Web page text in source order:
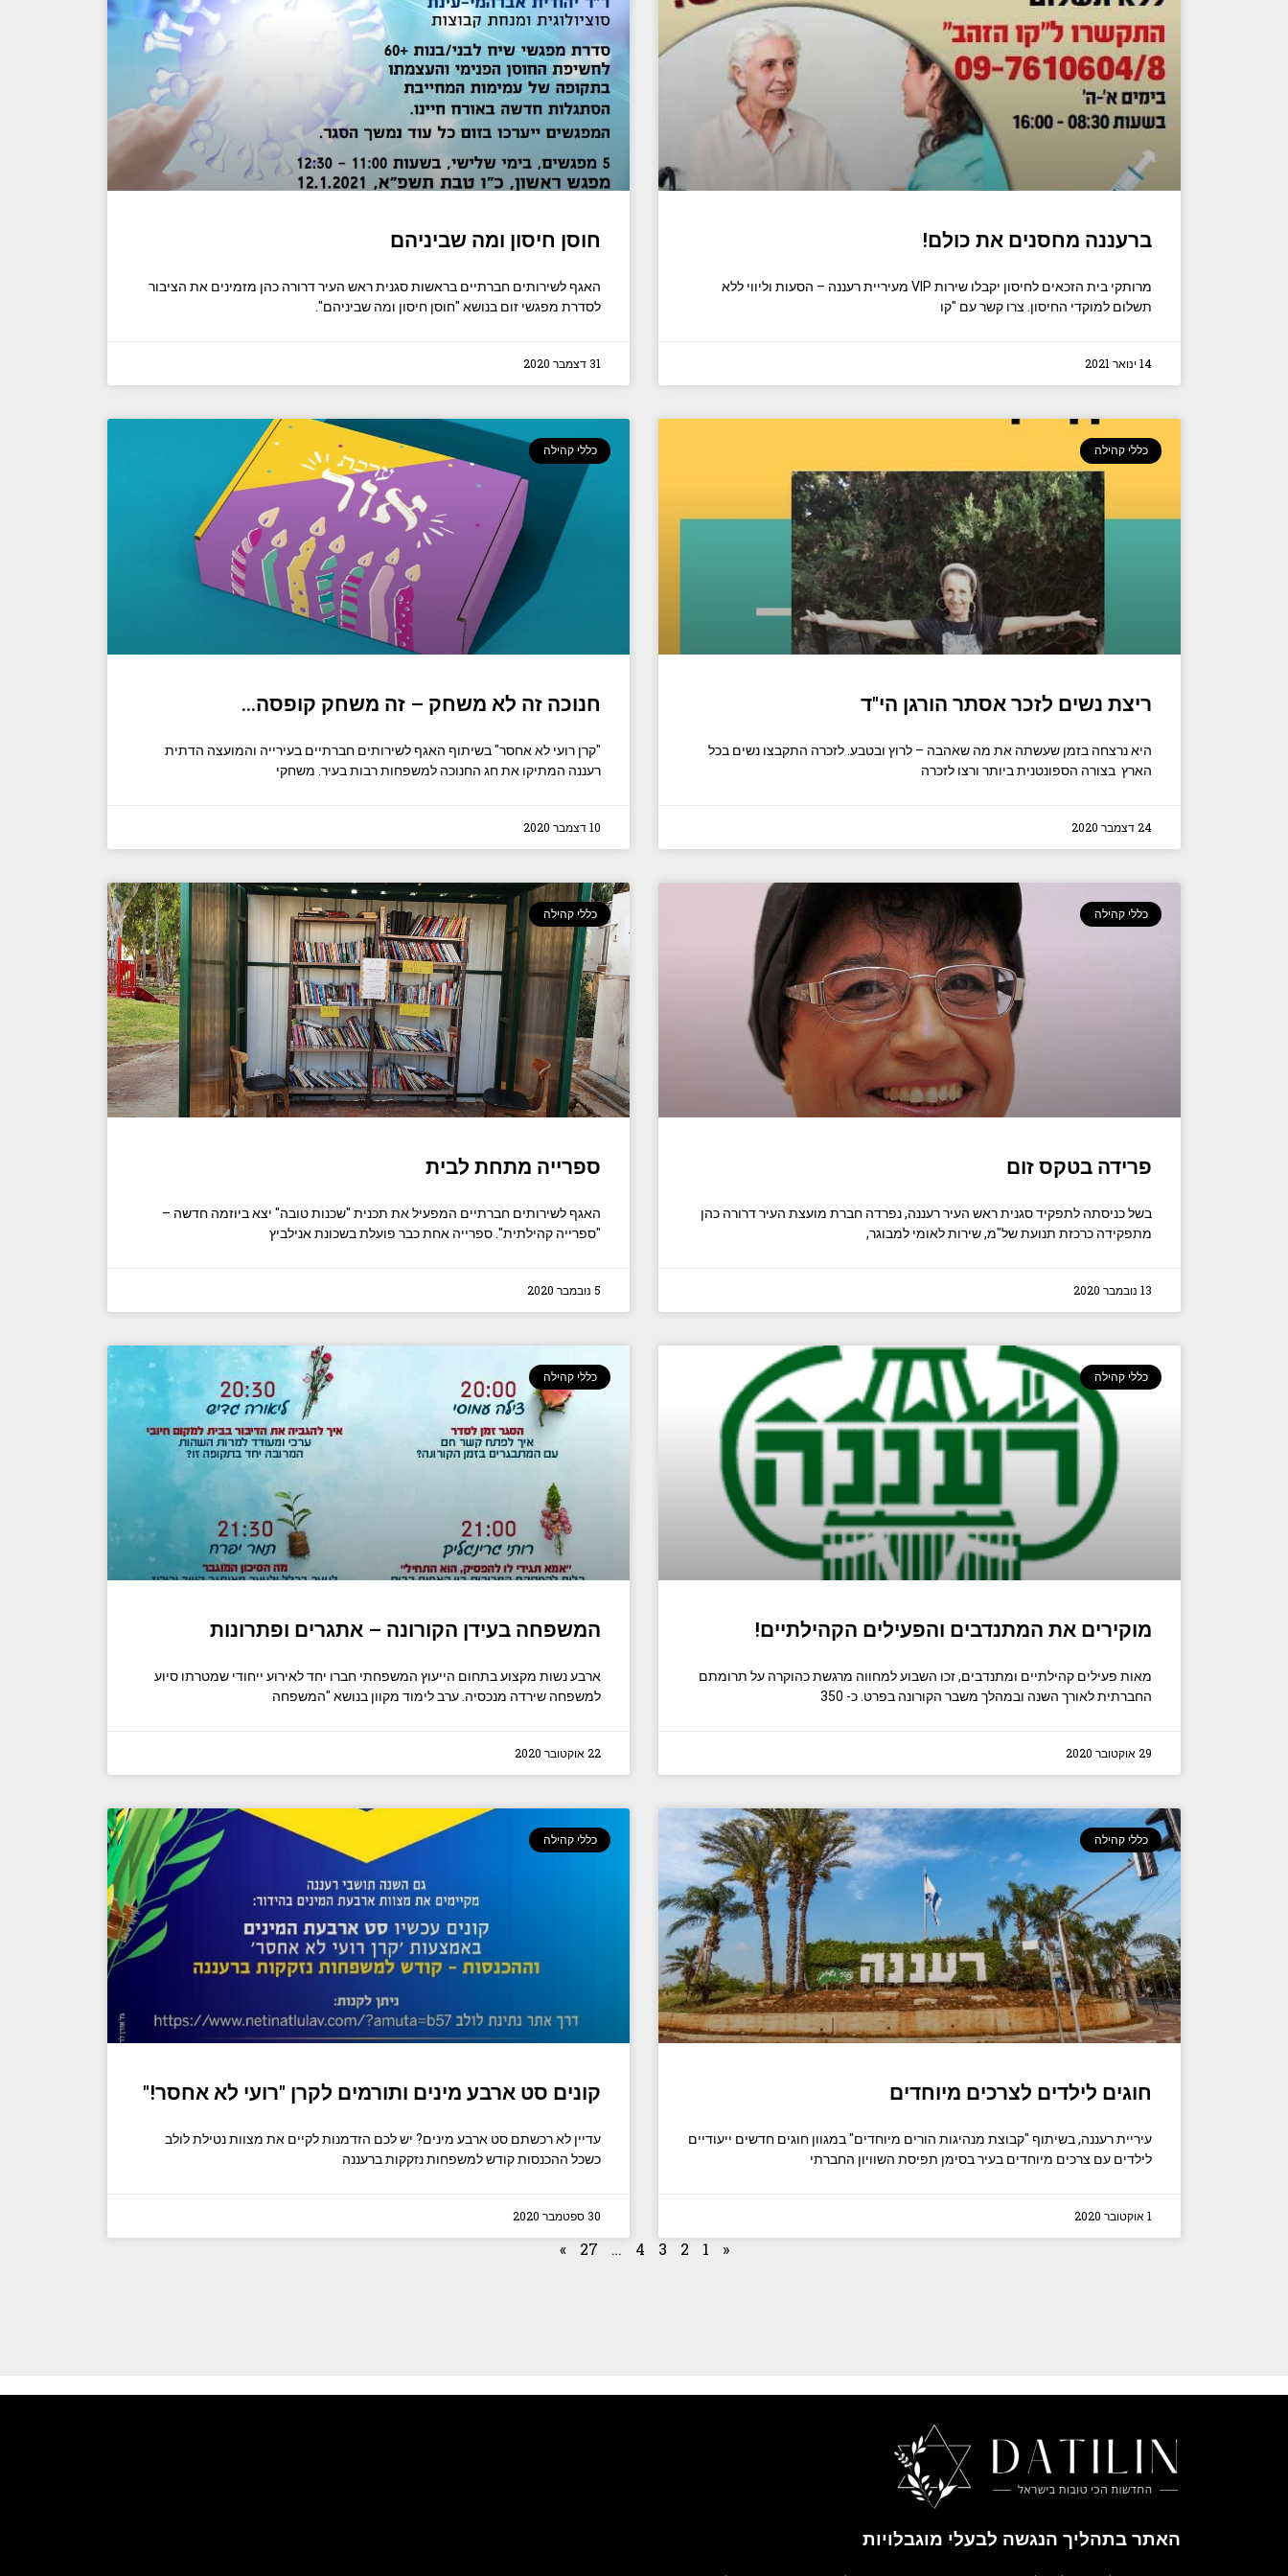
ברעננה מחסנים את כולם!
מרותקי בית הזכאים לחיסון יקבלו שירות VIP מעיריית רעננה – הסעות וליווי ללא
תשלום למוקדי החיסון. צרו קשר עם "קו
14 ינואר 2021
חוסן חיסון ומה שביניהם
האגף לשירותים חברתיים בראשות סגנית ראש העיר דרורה כהן מזמינים את הציבור
לסדרת מפגשי זום בנושא "חוסן חיסון ומה שביניהם".
31 דצמבר 2020
כללי קהילה
ריצת נשים לזכר אסתר הורגן הי"ד
היא נרצחה בזמן שעשתה את מה שאהבה – לרוץ ובטבע. לזכרה התקבצו נשים בכל
הארץ בצורה הספונטנית ביותר ורצו לזכרה
24 דצמבר 2020
כללי קהילה
חנוכה זה לא משחק – זה משחק קופסה…
"קרן רועי לא אחסר" בשיתוף האגף לשירותים חברתיים בעירייה והמועצה הדתית
רעננה המתיקו את חג החנוכה למשפחות רבות בעיר. משחקי
10 דצמבר 2020
כללי קהילה
פרידה בטקס זום
בשל כניסתה לתפקיד סגנית ראש העיר רעננה, נפרדה חברת מועצת העיר דרורה כהן
מתפקידה כרכזת תנועת של"מ, שירות לאומי למבוגר,
13 נובמבר 2020
כללי קהילה
ספרייה מתחת לבית
האגף לשירותים חברתיים המפעיל את תכנית "שכנות טובה" יצא ביוזמה חדשה –
"ספרייה קהילתית". ספרייה אחת כבר פועלת בשכונת אנילביץ
5 נובמבר 2020
כללי קהילה
מוקירים את המתנדבים והפעילים הקהילתיים!
מאות פעילים קהילתיים ומתנדבים, זכו השבוע למחווה מרגשת כהוקרה על תרומתם
החברתית לאורך השנה ובמהלך משבר הקורונה בפרט. כ- 350
29 אוקטובר 2020
כללי קהילה
המשפחה בעידן הקורונה – אתגרים ופתרונות
ארבע נשות מקצוע בתחום הייעוץ המשפחתי חברו יחד לאירוע ייחודי שמטרתו סיוע
למשפחה שירדה מנכסיה. ערב לימוד מקוון בנושא "המשפחה
22 אוקטובר 2020
כללי קהילה
חוגים לילדים לצרכים מיוחדים
עיריית רעננה, בשיתוף "קבוצת מנהיגות הורים מיוחדים" במגוון חוגים חדשים ייעודיים
לילדים עם צרכים מיוחדים בעיר בסימן תפיסת השוויון החברתי
1 אוקטובר 2020
כללי קהילה
קונים סט ארבע מינים ותורמים לקרן "רועי לא אחסר!"
עדיין לא רכשתם סט ארבע מינים? יש לכם הזדמנות לקיים את מצוות נטילת לולב
כשכל ההכנסות קודש למשפחות נזקקות ברעננה
30 ספטמבר 2020
«
1
2
3
4
…
27
»
האתר בתהליך הנגשה לבעלי מוגבלויות